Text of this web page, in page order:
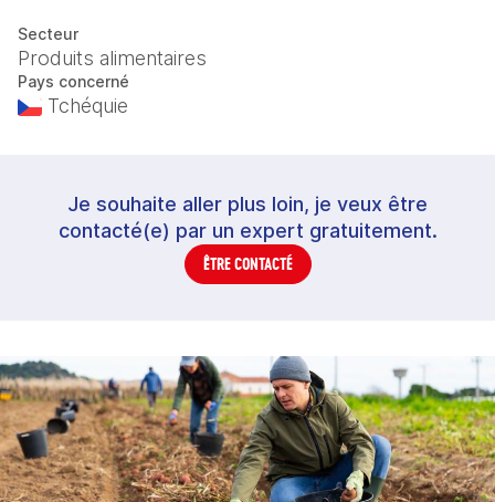
Secteur
Produits alimentaires
Pays concerné
Tchéquie
Je souhaite aller plus loin, je veux être
contacté(e) par un expert gratuitement.
ÊTRE CONTACTÉ